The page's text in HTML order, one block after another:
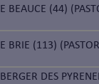
BEAUCE (44)
BRIE (113)
DES